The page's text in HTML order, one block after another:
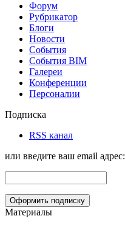
Форум
Рубрикатор
Блоги
Новости
События
События BIM
Галереи
Конференции
Персоналии
Подписка
RSS канал
или введите ваш email адрес:
Материалы